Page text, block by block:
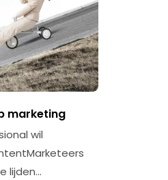
marketing
wil
lijden…